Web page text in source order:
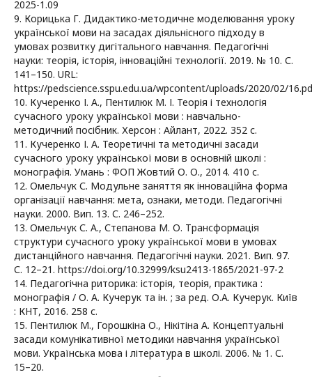
2025-1.09
9. Корицька Г. Дидактико-методичне моделювання уроку
української мови на засадах діяльнісного підходу в
умовах розвитку дигітального навчання. Педагогічні
науки: теорія, історія, інноваційні технології. 2019. № 10. С.
141–150. URL:
https://pedscience.sspu.edu.ua/wpcontent/uploads/2020/02/
10. Кучеренко І. А., Пентилюк М. І. Теорія і технологія
сучасного уроку української мови : навчально-
методичний посібник. Херсон : Айлант, 2022. 352 с.
11. Кучеренко І. А. Теоретичні та методичні засади
сучасного уроку української мови в основній школі :
монографія. Умань : ФОП Жовтий О. О., 2014. 410 с.
12. Омельчук С. Модульне заняття як інноваційна форма
організації навчання: мета, ознаки, методи. Педагогічні
науки. 2000. Вип. 13. С. 246–252.
13. Омельчук С. А., Степанова М. О. Трансформація
структури сучасного уроку української мови в умовах
дистанційного навчання. Педагогічні науки. 2021. Вип. 97.
С. 12–21. https://doi.org/10.32999/ksu2413-1865/2021-97-2
14. Педагогічна риторика: історія, теорія, практика :
монографія / О. А. Кучерук та ін. ; за ред. О.А. Кучерук. Київ
: КНТ, 2016. 258 с.
15. Пентилюк М., Горошкіна О., Нікітіна А. Концептуальні
засади комунікативної методики навчання української
мови. Українська мова і література в школі. 2006. № 1. С.
15–20.